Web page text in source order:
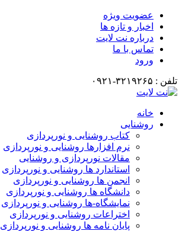
عضویت ویژه
اخبار و تازه ها
درباره نت لایت
تماس با ما
ورود
تلفن : ۳۲۱۹۲۶۵-۰۹۲۱
خانه
روشنایی
کتاب روشنایی و نورپردازی
نرم افزارها روشنایی و نورپردازی
مقالات نورپردازی و روشنایی
استاندارد ها روشنایی و نورپردازی
انجمن ها روشنایی و نورپردازی
دانشگاه ها روشنایی و نورپردازی
نمایشگاه-ها روشنایی و نورپردازی
اختراعات روشنایی و نورپردازی
پایان نامه ها روشنایی و نورپردازی